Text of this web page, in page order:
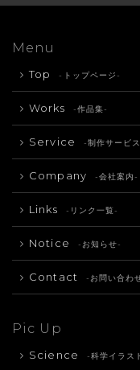
Menu
Top -トップページ-
Works -作品集-
Service -制作サービ
Company -会社案内-
Links -リンク一覧-
Notice -お知らせ-
Contact -お問い合わ
Pic Up
Science -科学イラス